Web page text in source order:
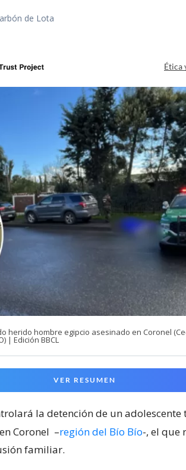
de Lota
Ética
herido hombre egipcio asesinado en Coronel
| Edición BBCL
VER RESUMEN
la detención de un
Coronel –región del Bío Bío-, el que
familiar.